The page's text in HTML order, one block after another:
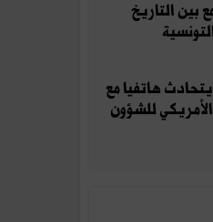
بين التاريخ
هاتفيا مع
للشؤون